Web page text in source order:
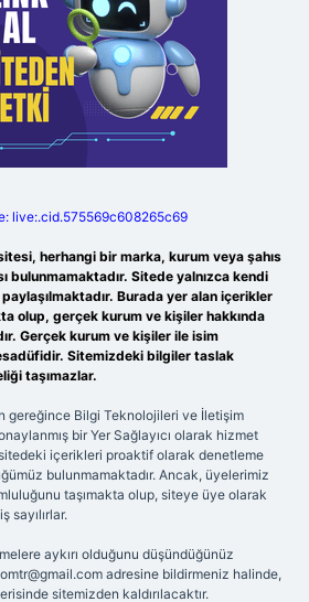
live:.cid.575569c608265c69
herhangi bir marka, kurum veya şahıs
bulunmamaktadır. Sitede yalnızca kendi
paylaşılmaktadır. Burada yer alan içerikler
olup, gerçek kurum ve kişiler hakkında
Gerçek kurum ve kişiler ile isim
Sitemizdeki bilgiler taslak
taşımazlar.
gereğince Bilgi Teknolojileri ve İletişim
bir Yer Sağlayıcı olarak hizmet
içerikleri proaktif olarak denetleme
bulunmamaktadır. Ancak, üyelerimiz
taşımakta olup, siteye üye olarak
sayılırlar.
aykırı olduğunu düşündüğünüz
adresine bildirmeniz halinde,
sitemizden kaldırılacaktır.